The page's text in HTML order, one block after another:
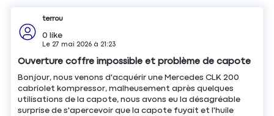
terrou
0 like
Le 27 mai 2026 à 21:23
Ouverture coffre impossible et problème de capote
Bonjour, nous venons d'acquérir une Mercedes CLK 200
cabriolet kompressor, malheusement après quelques
utilisations de la capote, nous avons eu la désagréable
surprise de s'apercevoir que la capote fuyait et l'huile